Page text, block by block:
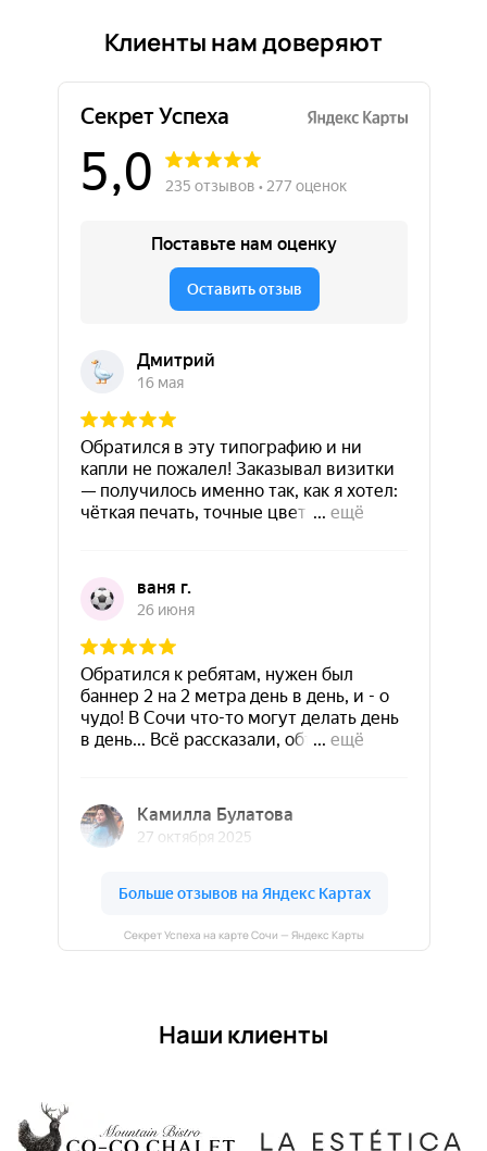
Клиенты нам доверяют
Секрет Успеха на карте Сочи — Яндекс Карты
Наши клиенты